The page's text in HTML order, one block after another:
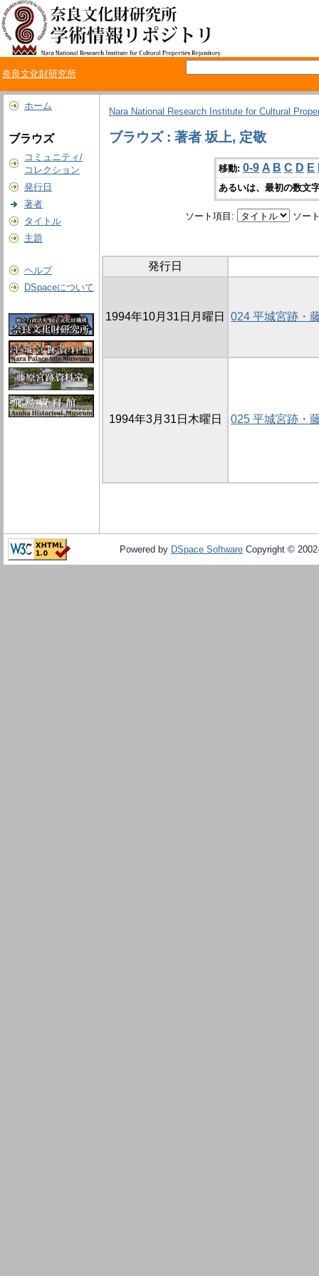
奈良文化財研究所
ホーム
ブラウズ
コミュニティ/
コレクション
発行日
著者
タイトル
主題
ヘルプ
DSpaceについて
Nara National Research Institute for Cultural
ブラウズ : 著者 坂上, 定敬
移動: 0-9 A B C D E
あるいは、最初の数文
ソート項目: ソー
発行日
1994年10月31日月曜日 024 平城宮跡・
1994年3月31日木曜日 025 平城宮跡・
Powered by DSpace Software Copyright ©